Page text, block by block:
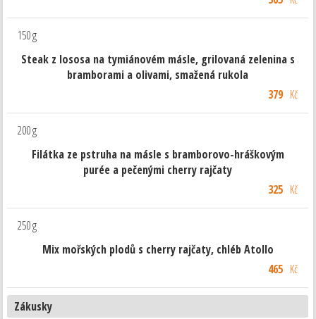
150 g
Steak z lososa na tymiánovém másle, grilovaná zelenina s
bramborami a olivami, smažená rukola
379Kč
200 g
Filátka ze pstruha na másle s bramborovo-hráškovým
purée a pečenými cherry rajčaty
325 Kč
250 g
Mix mořských plodů s cherry rajčaty, chléb Atollo
465 Kč
Zákusky